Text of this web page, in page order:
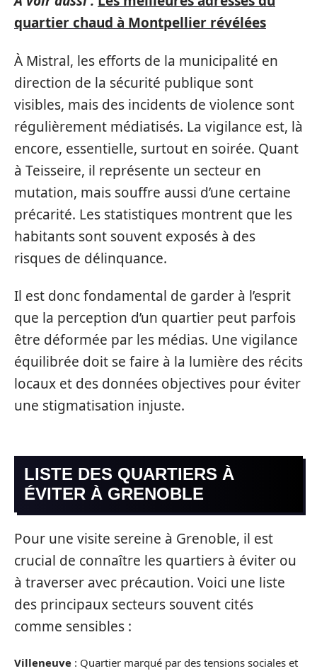
quartier chaud à Montpellier révélées
À Mistral, les efforts de la municipalité en
direction de la sécurité publique sont
visibles, mais des incidents de violence sont
régulièrement médiatisés. La vigilance est, là
encore, essentielle, surtout en soirée. Quant
à Teisseire, il représente un secteur en
mutation, mais souffre aussi d’une certaine
précarité. Les statistiques montrent que les
habitants sont souvent exposés à des
risques de délinquance.
Il est donc fondamental de garder à l’esprit
que la perception d’un quartier peut parfois
être déformée par les médias. Une vigilance
équilibrée doit se faire à la lumière des récits
locaux et des données objectives pour éviter
une stigmatisation injuste.
LISTE DES QUARTIERS À
ÉVITER À GRENOBLE
Pour une visite sereine à Grenoble, il est
crucial de connaître les quartiers à éviter ou
à traverser avec précaution. Voici une liste
des principaux secteurs souvent cités
comme sensibles :
Villeneuve : Quartier marqué par des tensions sociales et